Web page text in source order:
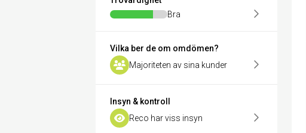
Bra
Vilka ber de om omdömen?
Majoriteten av sina kunder
Insyn & kontroll
Reco har viss insyn